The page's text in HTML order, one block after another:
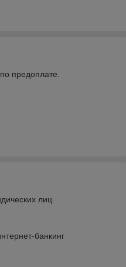
предоплате.
лиц.
банкинг